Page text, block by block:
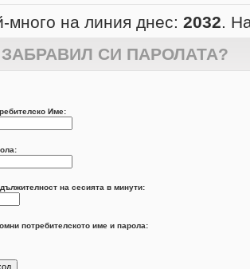
много на линия днес:2032.
ЗАБРАВИЛ СИ ПАРОЛАТА?
Име:
на сесията в минути:
потребителското име и парола: